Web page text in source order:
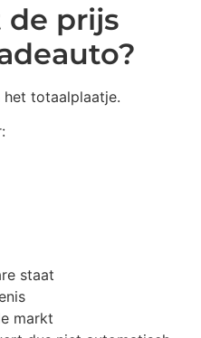
de prijs
totaalplaatje.
staat
markt